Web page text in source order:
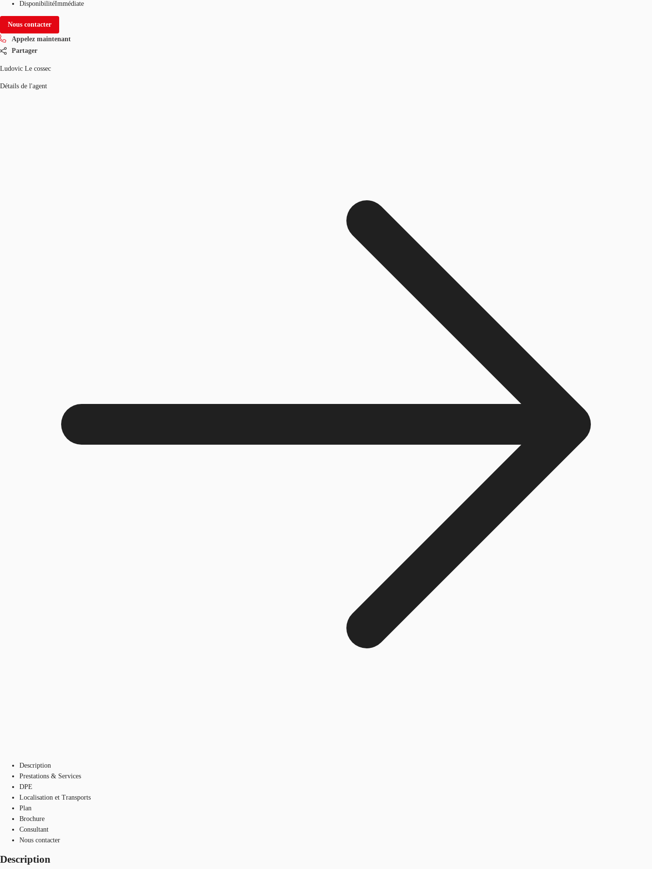
DisponibilitéImmédiate
Nous contacter
Appelez maintenant
Partager
Ludovic Le cossec
Détails de l'agent
Description
Prestations & Services
DPE
Localisation et Transports
Plan
Brochure
Consultant
Nous contacter
Description